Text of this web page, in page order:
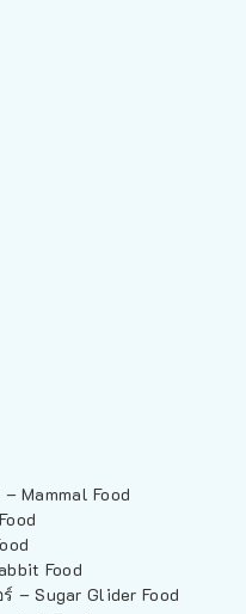
Mammal Food
Food
– Sugar Glider Food